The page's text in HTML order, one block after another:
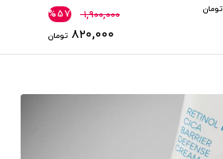
تومان
۱,۹۰۰,۰۰۰
۸۲۰,۰۰۰ تومان
%۵۷